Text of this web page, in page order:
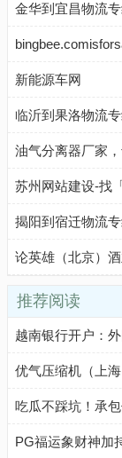
新能源车网
揭阳到宿迁物流
论英雄（北京）
推荐阅读
优气压缩机（上
吃瓜不踩坑！承
PG福运象财神加